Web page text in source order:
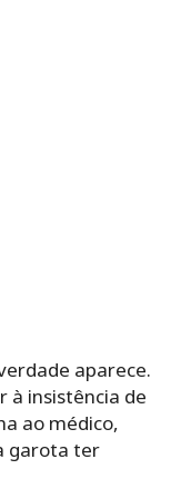
aparece.
à insistência de
ao médico,
garota ter